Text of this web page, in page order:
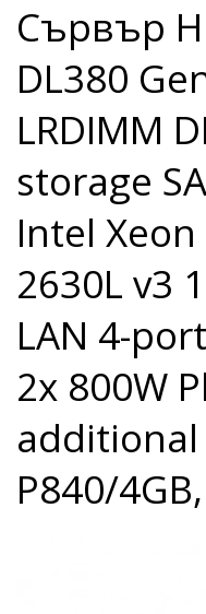
Сървър
DL380
LRDIMM
storage
Intel Xeon
2630L v3
LAN 4-
2x 800W
P840/